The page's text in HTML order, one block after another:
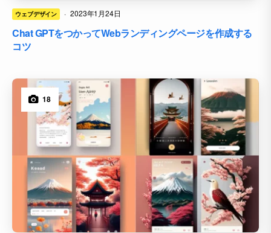
ウェブデザイン · 2023年1月24日
Chat GPTをつかってWebランディングページを作成する
コツ
18